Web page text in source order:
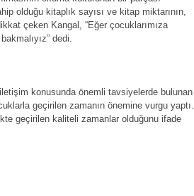
olduğu kitaplık sayısı ve kitap miktarının,
çeken Kangal, “Eğer çocuklarımıza
dedi.
konusunda önemli tavsiyelerde bulunan
geçirilen zamanın önemine vurgu yaptı.
geçirilen kaliteli zamanlar olduğunu ifade